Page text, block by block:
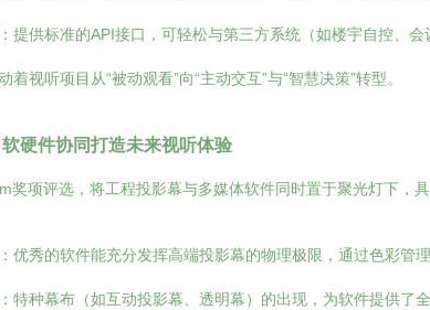
：提供标准的API接口，可轻松与第三方系统（如楼宇自控、
着视听项目从“被动观看”向“主动交互”与“智慧决策”转型。
硬件协同打造未来视听体验
奖项评选，将工程投影幕与多媒体软件同时置于聚光灯下，
优秀的软件能充分发挥高端投影幕的物理极限，通过色彩管
：特种幕布（如互动投影幕、透明幕）的出现，为软件提供了